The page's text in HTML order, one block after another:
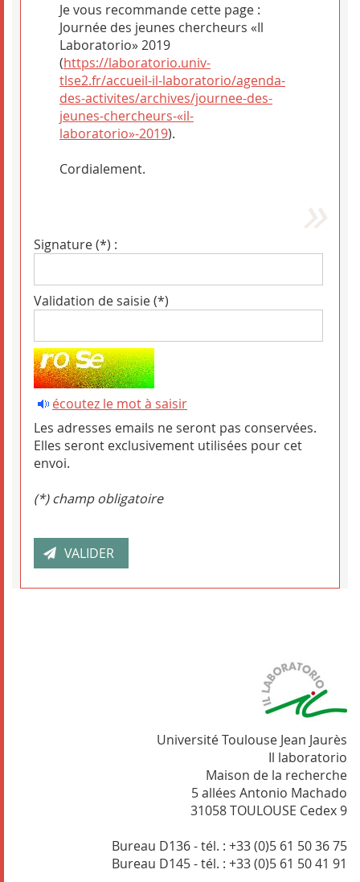
Je vous recommande cette page :
Journée des jeunes chercheurs «Il
Laboratorio» 2019
(https://laboratorio.univ-
tlse2.fr/accueil-il-laboratorio/agenda-
des-activites/archives/journee-des-
jeunes-chercheurs-«il-
laboratorio»-2019).
Cordialement.
Signature (*) :
Validation de saisie (*)
écoutez le mot à saisir
Les adresses emails ne seront pas conservées.
Elles seront exclusivement utilisées pour cet
envoi.
(*) champ obligatoire
Université Toulouse Jean Jaurès
Il laboratorio
Maison de la recherche
5 allées Antonio Machado
31058 TOULOUSE Cedex 9
Bureau D136 - tél. : +33 (0)5 61 50 36 75
Bureau D145 - tél. : +33 (0)5 61 50 41 91